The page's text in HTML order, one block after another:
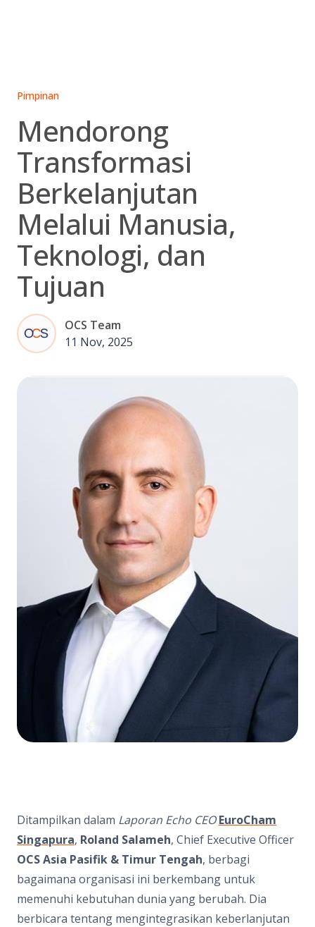
Pimpinan
Mendorong
Transformasi
Berkelanjutan
Melalui Manusia,
Teknologi, dan
Tujuan
OCS Team
11 Nov, 2025
Ditampilkan dalam Laporan Echo CEO EuroCham
Singapura, Roland Salameh, Chief Executive Officer
OCS Asia Pasifik & Timur Tengah, berbagi
bagaimana organisasi ini berkembang untuk
memenuhi kebutuhan dunia yang berubah. Dia
berbicara tentang mengintegrasikan keberlanjutan